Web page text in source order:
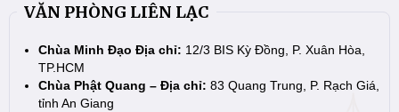
VĂN PHÒNG LIÊN LẠC
Chùa Minh Đạo Địa chỉ: 12/3 BIS Kỳ Đồng, P. Xuân Hòa,
TP.HCM
Chùa Phật Quang – Địa chỉ: 83 Quang Trung, P. Rạch Giá,
tỉnh An Giang